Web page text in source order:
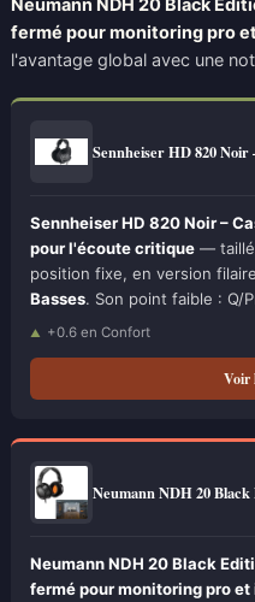
Neumann NDH 20 Black
fermé pour monitoring pro
l'avantage global avec une
Sennheiser HD 820
Sennheiser HD 820 Noir –
pour l'écoute critique — taillé
position fixe, en version
Basses. Son point faible : Q/
+0.6 en Confort
Voir
Neumann NDH 20
Neumann NDH 20 Black
fermé pour monitoring pro